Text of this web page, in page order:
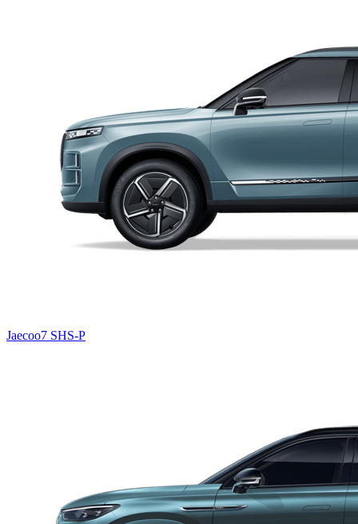
Jaecoo7 SHS-P